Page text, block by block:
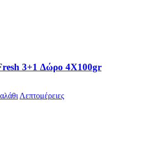
3+1 Δώρο 4X100gr
Λεπτομέρειες